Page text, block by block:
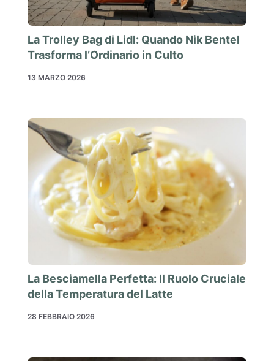
La Trolley Bag di Lidl: Quando Nik Bentel
Trasforma l’Ordinario in Culto
13 MARZO 2026
La Besciamella Perfetta: Il Ruolo Cruciale
della Temperatura del Latte
28 FEBBRAIO 2026